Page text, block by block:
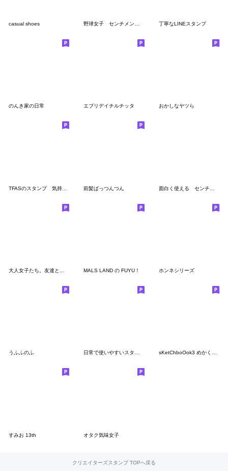
casual shoes 丁寧なLINEスタンプ
のんき家の日常 エブリデイチルチッタ おかしなヤツら
前髪ぱっつんつん 面白く使える センチメンタルボーイ
MALS LAND の FUYU！ ホンネシリーズ
うふふのふ 日常で使いやすいスタンプ by mito sKetChboOok3 めかくしくまさん。Part２
すみお 13th オタク気味女子
クリエイターズスタンプ TOPへ戻る